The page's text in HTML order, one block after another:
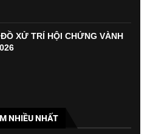
XỬ TRÍ HỘI CHỨNG VÀNH
NHIỀU NHẤT